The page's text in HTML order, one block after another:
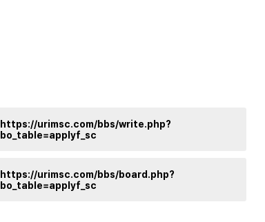
https://urimsc.com/bbs/write.php?
bo_table=applyf_sc
https://urimsc.com/bbs/board.php?
bo_table=applyf_sc